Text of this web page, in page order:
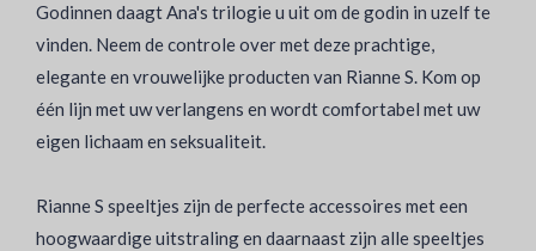
Godinnen daagt Ana's trilogie u uit om de godin in uzelf te
vinden. Neem de controle over met deze prachtige,
elegante en vrouwelijke producten van Rianne S. Kom op
één lijn met uw verlangens en wordt comfortabel met uw
eigen lichaam en seksualiteit.
Rianne S speeltjes zijn de perfecte accessoires met een
hoogwaardige uitstraling en daarnaast zijn alle speeltjes